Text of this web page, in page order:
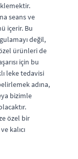
seans ve
içerir. Bu
değil,
ürünleri de
için bu
leke tedavisi
adına,
bizimle
özel bir
kalıcı